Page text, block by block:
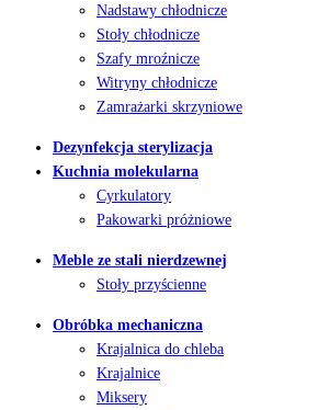
Nadstawy chłodnicze
Stoły chłodnicze
Szafy mroźnicze
Witryny chłodnicze
Zamrażarki skrzyniowe
Dezynfekcja sterylizacja
Kuchnia molekularna
Cyrkulatory
Pakowarki próżniowe
Meble ze stali nierdzewnej
Stoły przyścienne
Obróbka mechaniczna
Krajalnica do chleba
Krajalnice
Miksery